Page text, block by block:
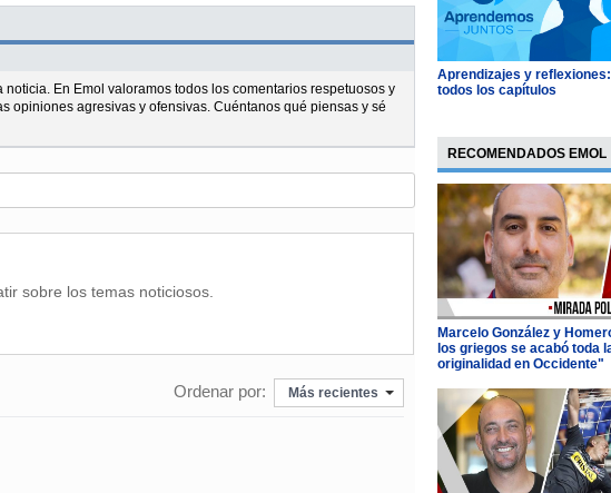
En Emol valoramos todos los comentarios respetuosos y
opiniones agresivas y ofensivas. Cuéntanos qué piensas y sé
sobre los temas noticiosos.
Ordenar por: Más recientes
Aprendizajes y
todos los capítulos
RECOMENDADOS EMOL
Marcelo González y
los griegos se acabó toda
originalidad en Occidente"